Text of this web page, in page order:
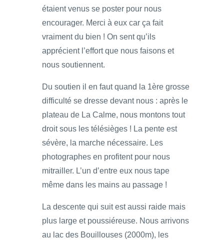
étaient venus se poster pour nous
encourager. Merci à eux car ça fait
vraiment du bien ! On sent qu’ils
apprécient l’effort que nous faisons et
nous soutiennent.
Du soutien il en faut quand la 1ère grosse
difficulté se dresse devant nous : après le
plateau de La Calme, nous montons tout
droit sous les télésièges ! La pente est
sévère, la marche nécessaire. Les
photographes en profitent pour nous
mitrailler. L’un d’entre eux nous tape
même dans les mains au passage !
La descente qui suit est aussi raide mais
plus large et poussiéreuse. Nous arrivons
au lac des Bouillouses (2000m), les